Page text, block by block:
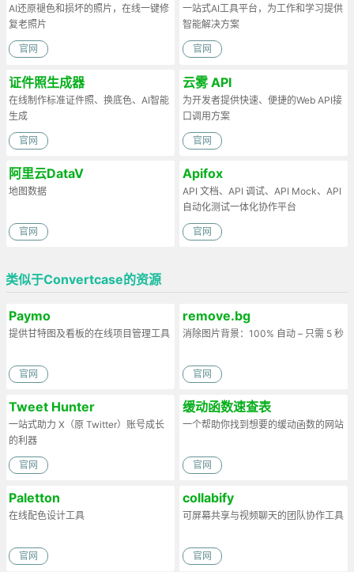
AI还原褪色和损坏的照片，在线一键修
复老照片
官网
一站式AI工具平台，为工作和学习提供
智能解决方案
官网
证件照生成器
在线制作标准证件照、换底色、AI智能
生成
官网
云雾 API
为开发者提供快速、便捷的Web API接
口调用方案
官网
阿里云DataV
地图数据
官网
Apifox
API 文档、API 调试、API Mock、API
自动化测试一体化协作平台
官网
类似于Convertcase的资源
Paymo
提供甘特图及看板的在线项目管理工具
官网
remove.bg
消除图片背景：100% 自动 – 只需 5 秒
官网
Tweet Hunter
一站式助力 X（原 Twitter）账号成长
的利器
官网
缓动函数速查表
一个帮助你找到想要的缓动函数的网站
官网
Paletton
在线配色设计工具
官网
collabify
可屏幕共享与视频聊天的团队协作工具
官网